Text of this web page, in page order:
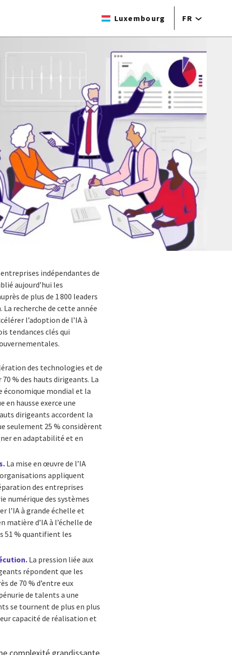
Luxembourg FR
entreprises indépendantes de
aujourd’hui les
de plus de 1 800 leaders
recherche de cette année
l’adoption de l’IA à
tendances clés qui
des technologies et de
% des hauts dirigeants. La
économique mondial et la
hausse exerce une
dirigeants accordent la
seulement 25 % considèrent
en adaptabilité et en
La mise en œuvre de l’IA
organisations appliquent
des entreprises
numérique des systèmes
l’IA à grande échelle et
d’IA à l’échelle de
51 % quantifient les
La pression liée aux
répondent que les
de 70 % d’entre eux
de talents a une
se tournent de plus en plus
capacité de réalisation et